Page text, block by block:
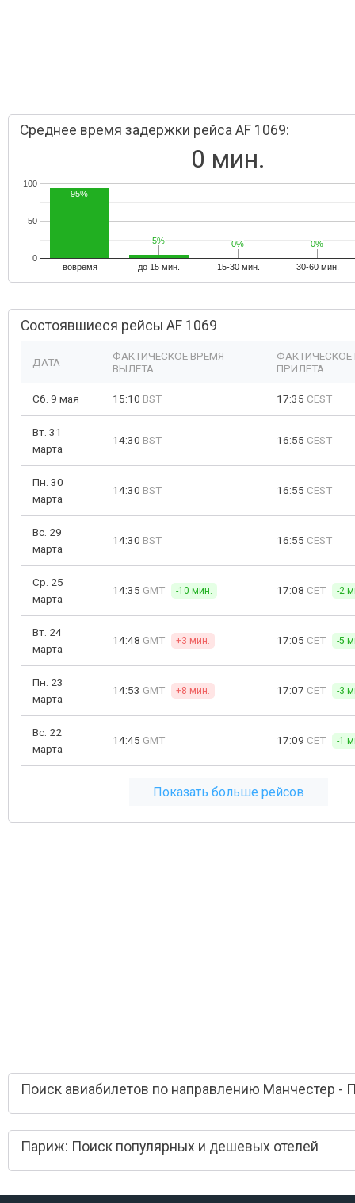
Среднее время задержки рейса AF 1069:
0 мин.
вовремя до 15 мин. 15-30 мин. 30-60 мин.
0
50
100
95%
5%
5% 0%
0% 0%
0%
Состоявшиеся рейсы AF 1069
ДАТА
ФАКТИЧЕСКОЕ ВРЕМЯ
ВЫЛЕТА
ФАКТИЧЕСКОЕ
ПРИЛЕТА
Сб. 9 мая 15:10 BST 17:35 CEST
Вт. 31
марта
14:30 BST 16:55 CEST
Пн. 30
марта
14:30 BST 16:55 CEST
Вс. 29
марта
14:30 BST 16:55 CEST
Ср. 25
марта
14:35 GMT -10 мин. 17:08 CET -2
Вт. 24
марта
14:48 GMT +3 мин. 17:05 CET -5
Пн. 23
марта
14:53 GMT +8 мин. 17:07 CET -3
Вс. 22
марта
14:45 GMT 17:09 CET -1
Показать больше рейсов
Поиск авиабилетов по направлению Манчестер -
Париж: Поиск популярных и дешевых отелей